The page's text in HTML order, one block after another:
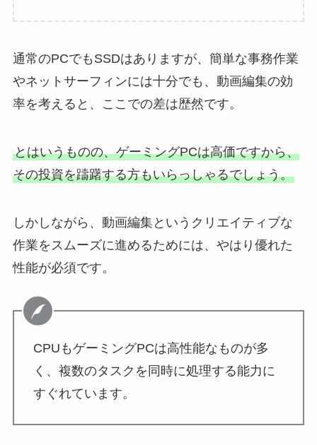
通常のPCでもSSDはありますが、簡単な事務作業
やネットサーフィンには十分でも、動画編集の効
率を考えると、ここでの差は歴然です。
とはいうものの、ゲーミングPCは高価ですから、
その投資を躊躇する方もいらっしゃるでしょう。
しかしながら、動画編集というクリエイティブな
作業をスムーズに進めるためには、やはり優れた
性能が必須です。
CPUもゲーミングPCは高性能なものが多
く、複数のタスクを同時に処理する能力に
すぐれています。